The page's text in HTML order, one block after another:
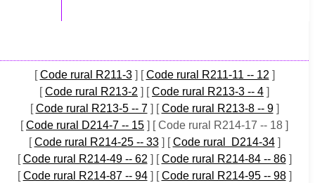
[Code rural R211-3] [Code rural R211-11 -- 12 ]
[Code rural R213-2 ] [Code rural R213-3 -- 4 ]
[Code rural R213-5 -- 7] [Code rural R213-8 -- 9]
[Code rural D214-7 -- 15 ] [ Code rural R214-17 -- 18 ]
[Code rural R214-25 -- 33] [Code rural D214-34]
[Code rural R214-49 -- 62 ] [Code rural R214-84 -- 86]
[Code rural R214-87 -- 94] [Code rural R214-95 -- 98]